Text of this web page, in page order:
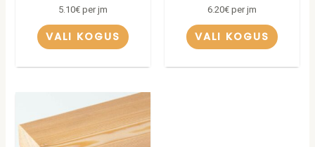
5.10€ per jm
VALI KOGUS
6.20€per jm
VALI KOGUS